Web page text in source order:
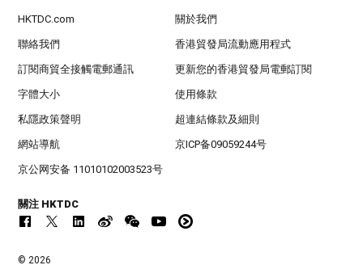
HKTDC.com 關於我們
聯絡我們 香港貿發局流動應用程式
訂閱商貿全接觸電郵通訊 更新您的香港貿發局電郵訂閱
字體大小 使用條款
私隱政策聲明 超連結條款及細則
網站導航 京ICP备09059244号
京公网安备 11010102003523号
關注 HKTDC
© 2026